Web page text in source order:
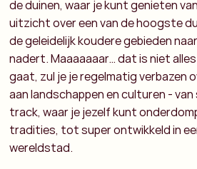
de duinen, waar je kunt genieten
uitzicht over een van de hoogste
de geleidelijk koudere gebieden
nadert. Maaaaaaar… dat is niet
gaat, zul je je regelmatig verbazen
aan landschappen en culturen -
track, waar je jezelf kunt
tradities, tot super ontwikkeld in
wereldstad.